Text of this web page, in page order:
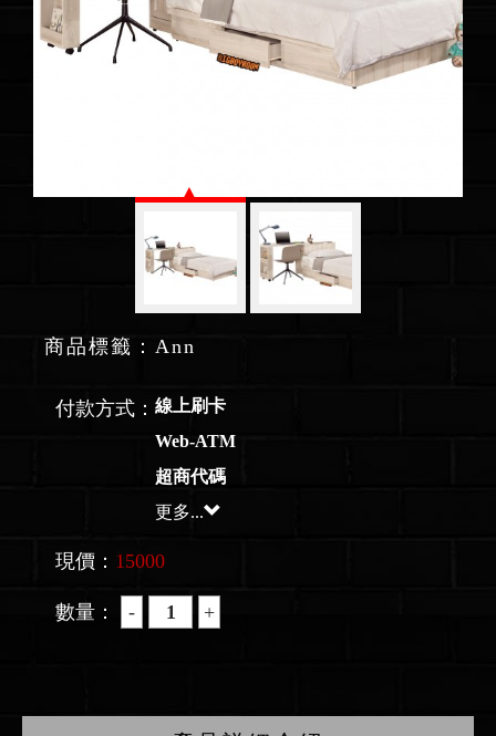
商品標籤：Ann
付款方式： 線上刷卡
Web-ATM
超商代碼
更多...
現價： 15000
數量：